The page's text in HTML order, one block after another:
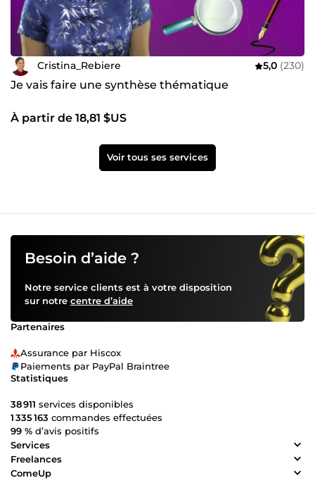
Cristina_Rebiere 5,0 (230)
Je vais faire une synthèse thématique
À partir de 18,81 $US
Voir tous ses services
Besoin d’aide ?
Notre service clients est à votre disposition
sur notre centre d’aide
Partenaires
Assurance par Hiscox
Paiements par PayPal Braintree
Statistiques
38 911 services disponibles
1 335 163 commandes effectuées
99 % d’avis positifs
Services
Freelances
ComeUp